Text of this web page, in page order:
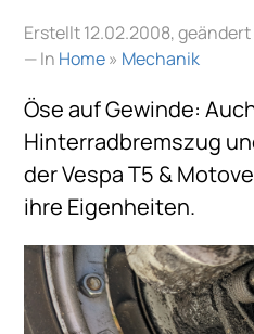
Erstellt 12.02.2008,
— In Home» Mechanik
Öse auf Gewinde:
Hinterradbremszug
der Vespa T5 &
ihre Eigenheiten.